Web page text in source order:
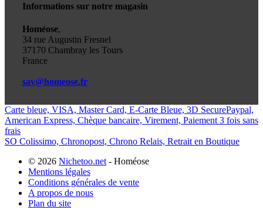
Informations sur notre magasin
Homéose,
34 rue Augustin Fresnel
37170 Chambray les Tours
France
sav@homeose.fr
Carte bleue, VISA, Master Card, E-Carte Bleue, 3D SecurePaypal,
American Express, Chèque bancaire, Virement, Paiement 3 fois sans
frais
SO Colissimo, Chronopost, Chrono Relais, Retrait en Boutique
© 2026 Nichetoo.net - Homéose
Mentions légales
Conditions générales de vente
A propos de nous
Plan du site